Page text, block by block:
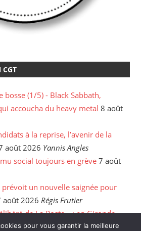
CGT
bosse (1/5) - Black Sabbath,
accoucha du heavy metal 8 août
à la reprise, l’avenir de la
août 2026 Yannis Angles
social toujours en grève 7 août
un nouvelle saignée pour
août 2026 Régis Frutier
de La Poste » : en Gironde,
de rattraper leurs heures 6 août
pour vous garantir la meilleure